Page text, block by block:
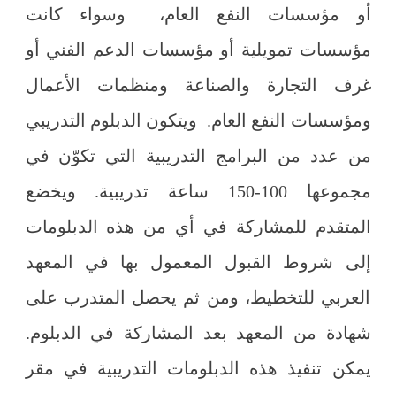
أو مؤسسات النفع العام، وسواء كانت
مؤسسات تمويلية أو مؤسسات الدعم الفني أو
غرف التجارة والصناعة ومنظمات الأعمال
ومؤسسات النفع العام. ويتكون الدبلوم التدريبي
من عدد من البرامج التدريبية التي تكوّن في
مجموعها 100-150 ساعة تدريبية. ويخضع
المتقدم للمشاركة في أي من هذه الدبلومات
إلى شروط القبول المعمول بها في المعهد
العربي للتخطيط، ومن ثم يحصل المتدرب على
شهادة من المعهد بعد المشاركة في الدبلوم.
يمكن تنفيذ هذه الدبلومات التدريبية في مقر